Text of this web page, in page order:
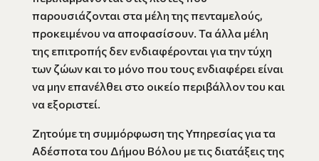
παρουσιάζονται στα μέλη της πενταμελούς,
προκειμένου να αποφασίσουν. Τα άλλα μέλη
της επιτροπής δεν ενδιαφέρονται για την τύχη
των ζώων και το μόνο που τους ενδιαφέρει είναι
να μην επανέλθει στο οικείο περιβάλλον του και
να εξοριστεί.
Ζητούμε τη συμμόρφωση της Υπηρεσίας για τα
Αδέσποτα του Δήμου Βόλου με τις διατάξεις της